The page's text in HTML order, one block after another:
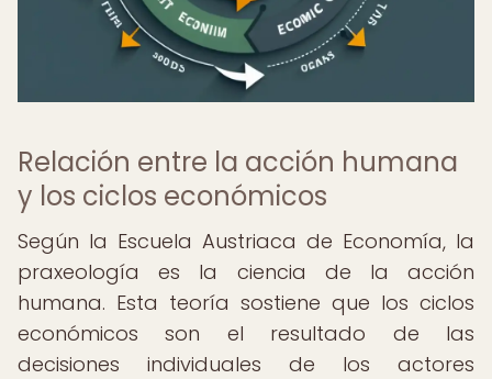
Relación entre la acción humana
y los ciclos económicos
Según la Escuela Austriaca de Economía, la
praxeología es la ciencia de la acción
humana. Esta teoría sostiene que los ciclos
económicos son el resultado de las
decisiones individuales de los actores